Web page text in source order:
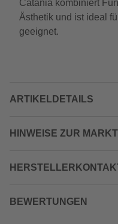
Catania kombiniert
Ästhetik und ist ideal
geeignet.
ARTIKELDETAILS
HINWEISE ZUR
BEWERTUNGEN